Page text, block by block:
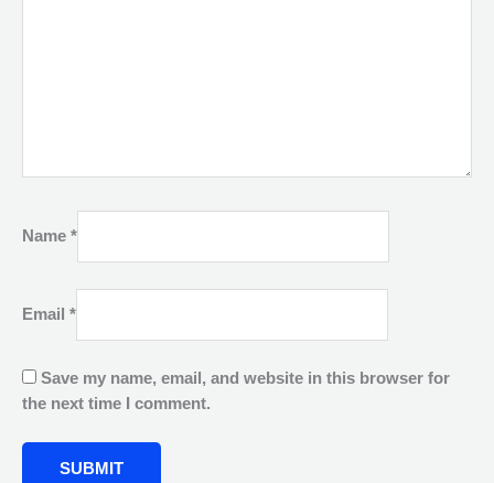
Name *
Email *
Save my name, email, and website in this browser for
the next time I comment.